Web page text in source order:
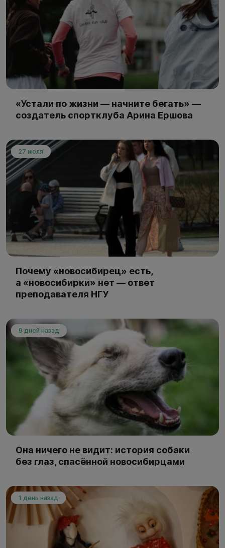
«Устали по жизни — начните бегать» —
создатель спортклуба Арина Ершова
27 июля
Почему «новосибирец» есть,
а «новосибирки» нет — ответ
преподавателя НГУ
9 дней назад
Она ничего не видит: история собаки
без глаз, спасённой новосибирцами
1 день назад